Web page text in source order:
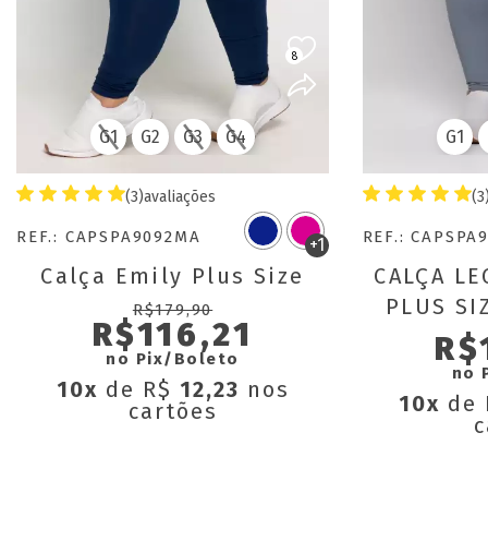
8
(3)avaliações
REF.: CAPSPA9092MA +1
Calça Emily Plus Size
R$179,90
R$116,21
no Pix/Boleto
10x de R$ 12,23 nos
cartões
G1 G2 G3 G4
REF.:
CALÇA
PLUS
no
10x de
G1